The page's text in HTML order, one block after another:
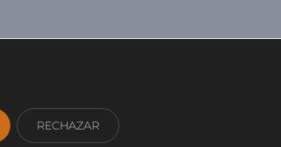
RECHAZAR